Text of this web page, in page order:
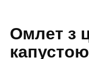
Омлет з